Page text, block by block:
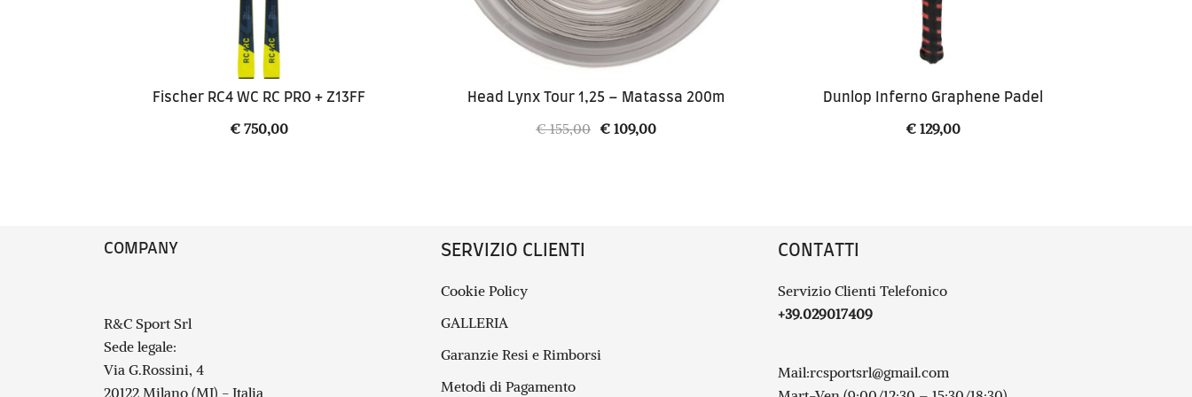
Fischer RC4 WC RC PRO + Z13FF
€ 750,00
Head Lynx Tour 1,25 – Matassa 200m
€155,00 Il
€ 109,00Il
Dunlop Inferno Graphene Padel
€ 129,00
COMPANY
R&C Sport Srl
Sede legale:
Via G.Rossini, 4
20122 Milano (MI) - Italia
SERVIZIO CLIENTI
Cookie Policy
GALLERIA
Garanzie Resi e Rimborsi
Metodi di Pagamento
CONTATTI
Servizio Clienti Telefonico
+39.029017409
Mail:rcsportsrl@gmail.com